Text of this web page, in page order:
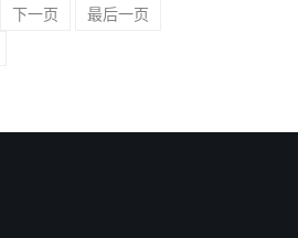
下一页
最后一页